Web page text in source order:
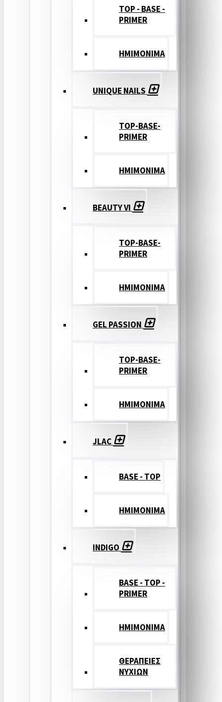
TOP - BASE -
PRIMER
ΗΜΙΜΟΝΙΜΑ
UNIQUE NAILS
TOP-BASE-
PRIMER
ΗΜΙΜΟΝΙΜΑ
BEAUTY VI
TOP-BASE-
PRIMER
ΗΜΙΜΟΝΙΜΑ
GEL PASSION
TOP-BASE-
PRIMER
ΗΜΙΜΟΝΙΜΑ
JLAC
BASE - TOP
ΗΜΙΜΟΝΙΜΑ
INDIGO
BASE - TOP -
PRIMER
HMIMONIMA
ΘΕΡΑΠΕΙΕΣ
ΝΥΧΙΩΝ